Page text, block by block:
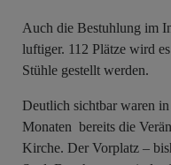
Auch die Bestuhlung im
luftiger. 112 Plätze wird
Stühle gestellt werden.
Deutlich sichtbar waren
Monaten bereits die
Kirche. Der Vorplatz –